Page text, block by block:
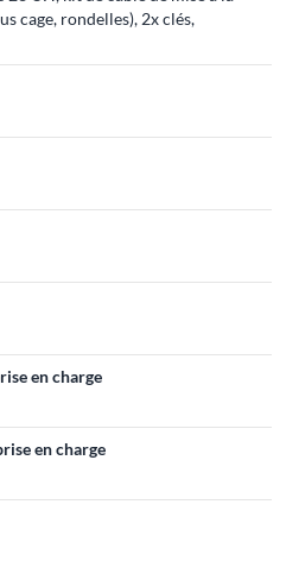
cage, rondelles), 2x clés,
en charge
en charge